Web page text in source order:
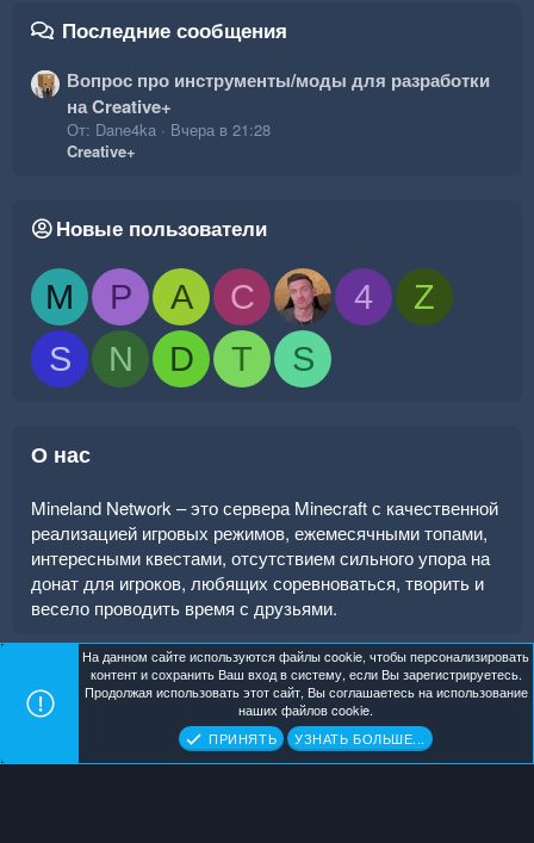
Последние сообщения
Вопрос про инструменты/моды для разработки
на Creative+
От: Dane4ka
Вчера в 21:28
Creative+
Новые пользователи
M P A C 4
Z
S
N D T S
О нас
Mineland Network – это сервера Minecraft с качественной
реализацией игровых режимов, ежемесячными топами,
интересными квестами, отсутствием сильного упора на
донат для игроков, любящих соревноваться, творить и
весело проводить время с друзьями.
Mineland Dark Помощь Главная
R
S
S
Mineland Network . All Rights Reserved.
На данном сайте используются файлы cookie, чтобы персонализировать
контент и сохранить Ваш вход в систему, если Вы зарегистрируетесь.
Продолжая использовать этот сайт, Вы соглашаетесь на использование
наших файлов cookie.
ПРИНЯТЬ
УЗНАТЬ БОЛЬШЕ...